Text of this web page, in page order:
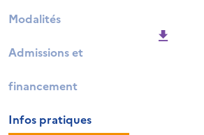
Modalités
Admissions et
financement
Infos pratiques